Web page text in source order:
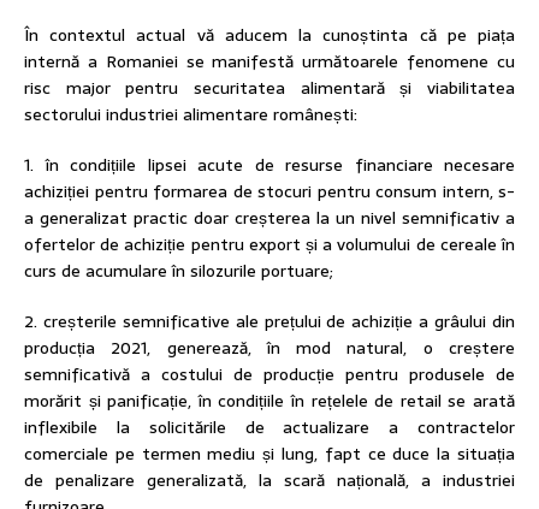
În contextul actual vă aducem la cunoștinta că pe piața
internă a Romaniei se manifestă următoarele fenomene cu
risc major pentru securitatea alimentară și viabilitatea
sectorului industriei alimentare românești:
1. în condițiile lipsei acute de resurse financiare necesare
achiziției pentru formarea de stocuri pentru consum intern, s-
a generalizat practic doar creșterea la un nivel semnificativ a
ofertelor de achiziție pentru export și a volumului de cereale în
curs de acumulare în silozurile portuare;
2. creșterile semnificative ale prețului de achiziție a grâului din
producția 2021, generează, în mod natural, o creștere
semnificativă a costului de producție pentru produsele de
morărit și panificație, în condițiile în rețelele de retail se arată
inflexibile la solicitările de actualizare a contractelor
comerciale pe termen mediu și lung, fapt ce duce la situația
de penalizare generalizată, la scară națională, a industriei